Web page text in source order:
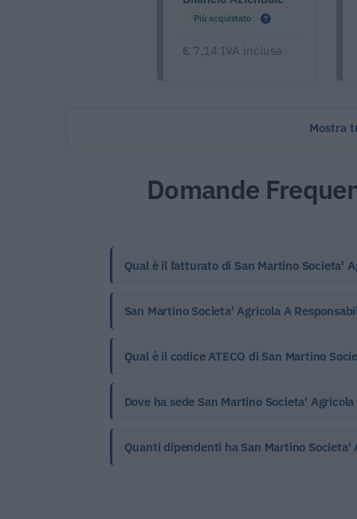
Più acquistato
€ 7,14 IVA inclusa
Mostra
Domande
Qual è il fatturato di San Martino Societa'
San Martino Societa' Agricola A
Qual è il codice ATECO di San Martino
Dove ha sede San Martino Societa'
Quanti dipendenti ha San Martino